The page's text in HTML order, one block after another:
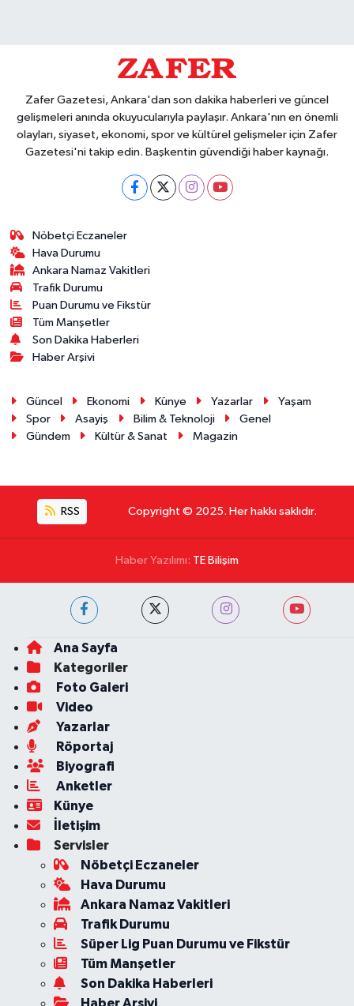
Zafer Gazetesi, Ankara'dan son dakika haberleri ve güncel
gelişmeleri anında okuyucularıyla paylaşır. Ankara'nın en önemli
olayları, siyaset, ekonomi, spor ve kültürel gelişmeler için Zafer
Gazetesi'ni takip edin. Başkentin güvendiği haber kaynağı.
Nöbetçi Eczaneler
Hava Durumu
Ankara Namaz Vakitleri
Trafik Durumu
Puan Durumu ve Fikstür
Tüm Manşetler
Son Dakika Haberleri
Haber Arşivi
Güncel Ekonomi Künye Yazarlar
Yaşam
Spor
Asayiş Bilim & Teknoloji
Genel
Gündem
Kültür & Sanat Magazin
RSS Copyright © 2025. Her hakkı saklıdır.
Haber Yazılımı: TE Bilişim
Ana Sayfa
Kategoriler
Foto Galeri
Video
Yazarlar
Röportaj
Biyografi
Anketler
Künye
İletişim
Servisler
Nöbetçi Eczaneler
Hava Durumu
Ankara Namaz Vakitleri
Trafik Durumu
Süper Lig Puan Durumu ve Fikstür
Tüm Manşetler
Son Dakika Haberleri
Haber Arşivi